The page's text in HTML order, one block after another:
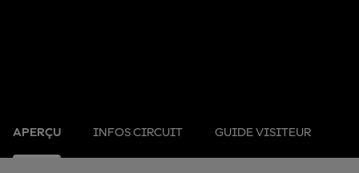
APERÇU INFOS CIRCUIT GUIDE VISITEUR